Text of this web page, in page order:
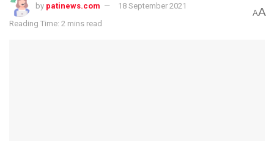
by patinews.com
18 September 2021
Reading Time: 2 mins read
AA